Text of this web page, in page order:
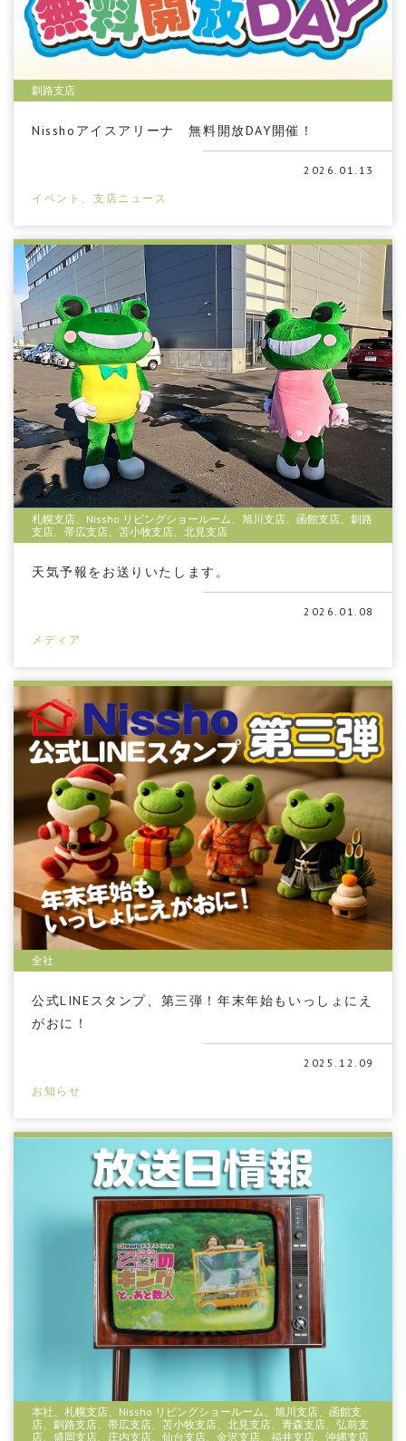
釧路支店
Nisshoアイスアリーナ 無料開放DAY開催！
2026.01.13
イベント、支店ニュース
札幌支店、Nissho リビングショールーム、旭川支店、函館支店、釧路
支店、帯広支店、苫小牧支店、北見支店
天気予報をお送りいたします。
2026.01.08
メディア
全社
公式LINEスタンプ、第三弾！年末年始もいっしょにえ
がおに！
2025.12.09
お知らせ
本社、札幌支店、Nissho リビングショールーム、旭川支店、函館支
店、釧路支店、帯広支店、苫小牧支店、北見支店、青森支店、弘前支
店、盛岡支店、庄内支店、仙台支店、金沢支店、福井支店、沖縄支店